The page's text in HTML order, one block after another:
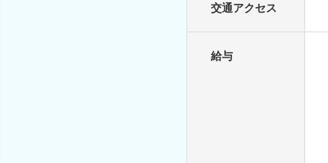
交通アクセス
給与